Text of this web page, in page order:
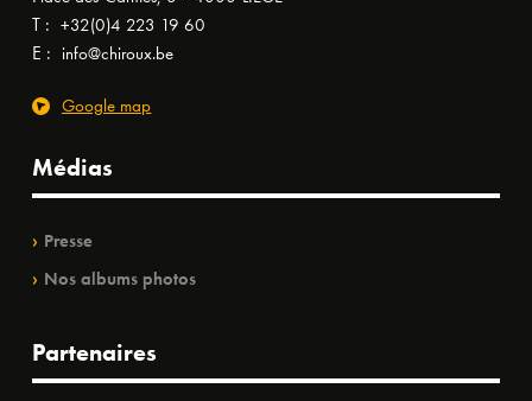
T : +32(0)4 223 19 60
E : info@chiroux.be
Google map
Médias
Presse
Nos albums photos
Partenaires